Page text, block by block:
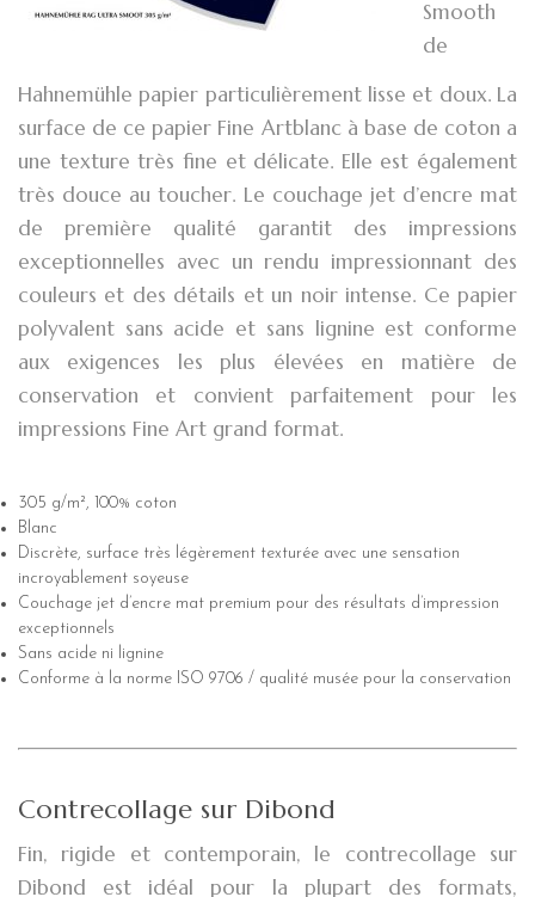
Smooth
de
Hahnemühle papier particulièrement lisse et doux. La
surface de ce papier Fine Artblanc à base de coton a
une texture très fine et délicate. Elle est également
très douce au toucher. Le couchage jet d’encre mat
de première qualité garantit des impressions
exceptionnelles avec un rendu impressionnant des
couleurs et des détails et un noir intense. Ce papier
polyvalent sans acide et sans lignine est conforme
aux exigences les plus élevées en matière de
conservation et convient parfaitement pour les
impressions Fine Art grand format.
305 g/m², 100% coton
Blanc
Discrète, surface très légèrement texturée avec une sensation
incroyablement soyeuse
Couchage jet d’encre mat premium pour des résultats d’impression
exceptionnels
Sans acide ni lignine
Conforme à la norme ISO 9706 / qualité musée pour la conservation
Contrecollage sur Dibond
Fin, rigide et contemporain, le contrecollage sur
Dibond est idéal pour la plupart des formats,